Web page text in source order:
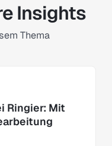
Insights
Thema
Ringier: Mit